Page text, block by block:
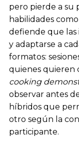
pero pierde a su
habilidades
defiende que las
y adaptarse a
formatos:
quienes quieren
cooking
observar antes
híbridos que
otro según la
participante.